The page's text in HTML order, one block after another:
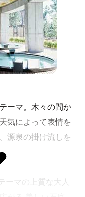
ーマ。木々の間か
気によって表情を
源泉の掛け流しを
ーマの上質な大人